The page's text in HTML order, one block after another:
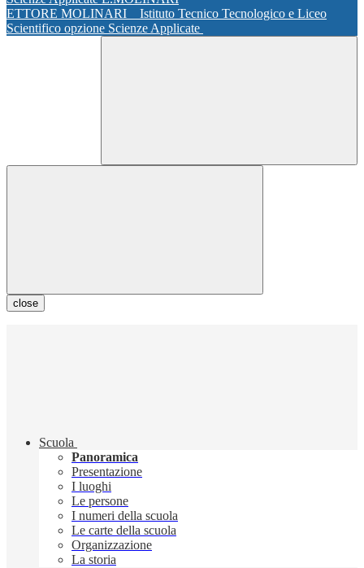
ETTORE MOLINARI
Istituto Tecnico Tecnologico e Liceo
Scientifico opzione Scienze Applicate
close
Scuola
Panoramica
Presentazione
I luoghi
Le persone
I numeri della scuola
Le carte della scuola
Organizzazione
La storia